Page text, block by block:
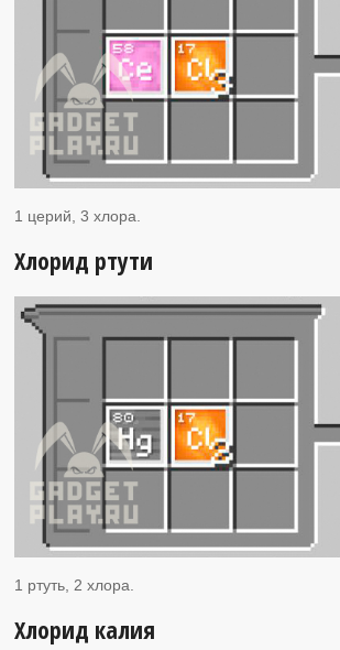
1 церий, 3 хлора.
Хлорид ртути
1 ртуть, 2 хлора.
Хлорид калия